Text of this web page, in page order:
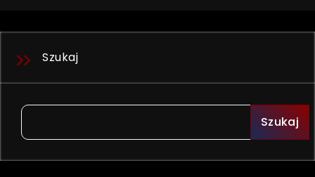
Szukaj
Szukaj